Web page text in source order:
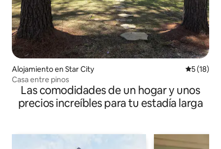
Alojamiento en Star City
5 (18)
Casa entre pinos
Las comodidades de un hogar y unos
precios increíbles para tu estadía larga